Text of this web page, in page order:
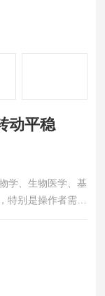
动平稳
学、生物医学、基
特别是操作者需要
菌培养时提供无菌